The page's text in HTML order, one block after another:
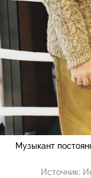
Музыкант
Источник: